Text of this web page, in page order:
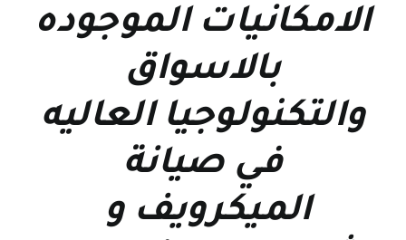
الامكانيات الموجوده
بالاسواق
والتكنولوجيا العاليه
في صيانة
الميكرويف و